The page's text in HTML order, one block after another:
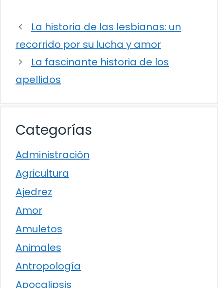
La historia de las lesbianas: un
recorrido por su lucha y amor
La fascinante historia de los
apellidos
Categorías
Administración
Agricultura
Ajedrez
Amor
Amuletos
Animales
Antropología
Apocalipsis